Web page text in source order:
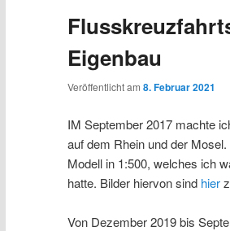
Eigenbau
Veröffentlicht am 8. Februar 2021
IM September 2017 machte
auf dem Rhein und der
Modell in 1:500, welches ich
hatte. Bilder hiervon sind hier
Von Dezember 2019 bis